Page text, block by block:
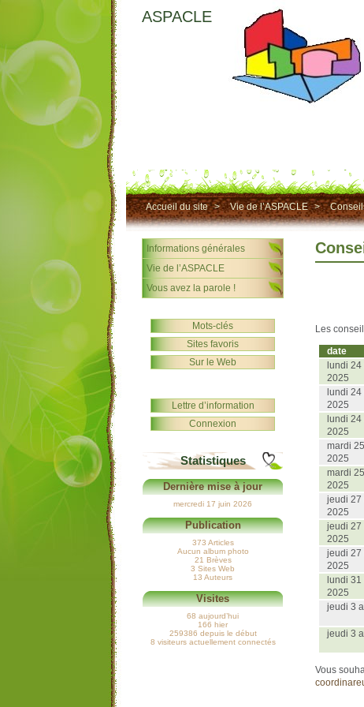
ASPACLE
Accueil du site > Vie de l’ASPACLE >
Les
date
lundi 24
2025
lundi 24
2025
lundi 24
2025
mardi
2025
mardi
2025
jeudi 27
2025
jeudi 27
2025
jeudi 27
2025
lundi 31
2025
jeudi 3
jeudi 3
Vous
Informations générales
Vie de l’ASPACLE
Vous avez la parole !
Mots-clés
Sites favoris
Sur le Web
Lettre d’information
Connexion
Statistiques
Dernière mise à jour
mercredi 17 juin 2026
Publication
373 Articles
Aucun album photo
21 Brèves
3 Sites Web
13 Auteurs
Visites
68 aujourd’hui
166 hier
259386 depuis le début
8 visiteurs actuellement connectés